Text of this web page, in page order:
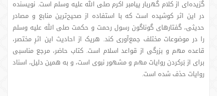
گزیده‌ای از کلام گهربار پیامبر اکرم صلی الله علیه وسلم است. نویسنده
در این اثر کوشیده است که با استفاده از صحیح‌ترین منابع و مصادر
حدیثی، گفتارهای گوناگون رسول رحمت و حکمت صلی الله علیه وسلم
را در موضوعات مختلف جمع‌آوری کند. هریک از احادیث این اثرِ مختصر،
قاعده مهم و بزرگی از قواعد اسلام است. کتاب حاضر، مرجع مناسبی
برای از بَرکردن روایات مهم و مشهور نبوی است، و به همین دلیل، اسناد
روایات حذف شده است.